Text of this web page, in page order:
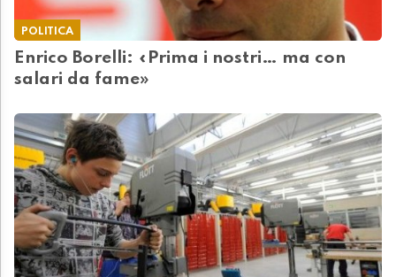
POLITICA
Enrico Borelli: «Prima i nostri… ma con
salari da fame»